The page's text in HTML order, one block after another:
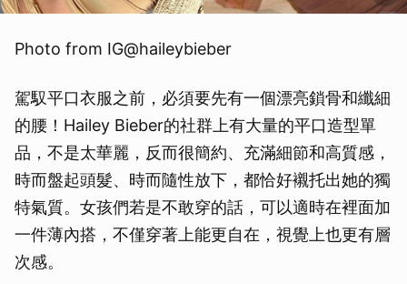
Photo from IG@haileybieber
駕馭平口衣服之前，必須要先有一個漂亮鎖骨和纖細
的腰！Hailey Bieber的社群上有大量的平口造型單
品，不是太華麗，反而很簡約、充滿細節和高質感，
時而盤起頭髮、時而隨性放下，都恰好襯托出她的獨
特氣質。女孩們若是不敢穿的話，可以適時在裡面加
一件薄內搭，不僅穿著上能更自在，視覺上也更有層
次感。